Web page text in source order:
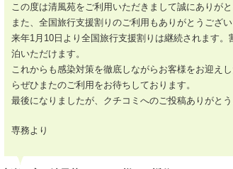
この度は清風苑をご利用いただきまして誠にありがと
また、全国旅行支援割りのご利用もありがとうござい
来年1月10日より全国旅行支援割りは継続されます
泊いただけます。
これからも感染対策を徹底しながらお客様をお迎え
らぜひまたのご利用をお待ちしております。
最後になりましたが、クチコミへのご投稿ありがとう
専務より